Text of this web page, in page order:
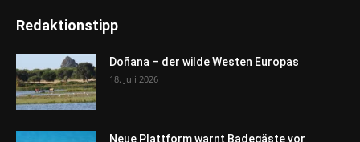
Redaktionstipp
Doñana – der wilde Westen Europas
18. Juli 2026
Neue Plattform warnt Badegäste vor